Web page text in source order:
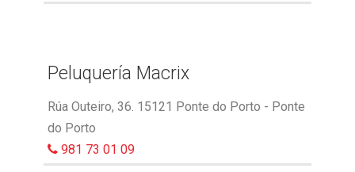
Peluquería Macrix
Rúa Outeiro, 36. 15121 Ponte do Porto - Ponte
do Porto
981 73 01 09